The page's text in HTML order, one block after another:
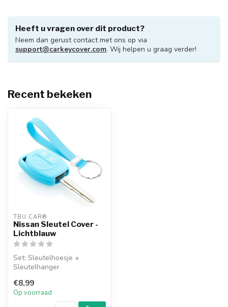
Heeft u vragen over dit product?
Neem dan gerust contact met ons op via
support@carkeycover.com. Wij helpen u graag verder!
Recent bekeken
TBU CAR®
Nissan Sleutel Cover -
Lichtblauw
Set: Sleutelhoesje +
Sleutelhanger
€8,99
Op voorraad